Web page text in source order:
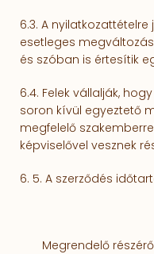
6.3. A
esetleges
és szóban is értesítik
6.4. Felek vállalják,
soron kívül egyeztető
megfelelő
képviselővel vesznek
6. 5. A szerződés
Megrendelő